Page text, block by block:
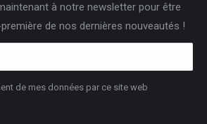
à notre newsletter pour être
de nos dernières nouveautés !
de mes données par ce site web